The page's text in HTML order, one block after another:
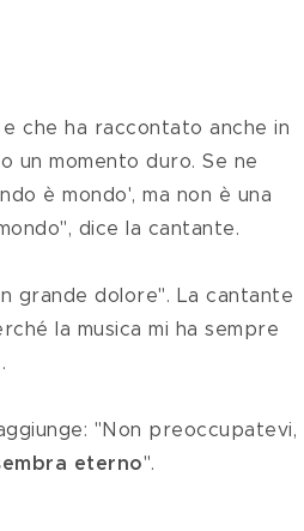
e che ha raccontato anche in
un momento duro. Se ne
è mondo', ma non è una
dice la cantante.
la musica mi ha sempre
eterno".